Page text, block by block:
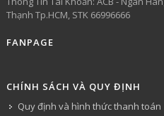
Thạnh Tp.HCM, STK 66996666
FANPAGE
CHÍNH SÁCH VÀ QUY ĐỊNH
Quy định và hình thức thanh toán